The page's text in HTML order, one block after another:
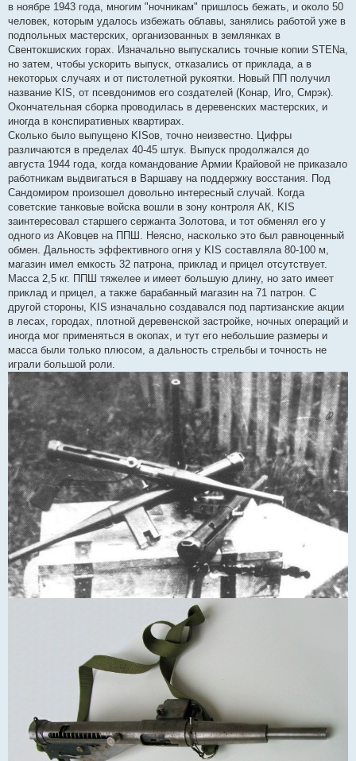
в ноябре 1943 года, многим "ночникам" пришлось бежать, и около 50
человек, которым удалось избежать облавы, занялись работой уже в
подпольных мастерских, организованных в землянках в
Свентокшиских горах. Изначально выпускались точные копии STENa,
но затем, чтобы ускорить выпуск, отказались от приклада, а в
некоторых случаях и от пистолетной рукоятки. Новый ПП получил
название KIS, от псевдонимов его создателей (Конар, Иго, Смрэк).
Окончательная сборка проводилась в деревенских мастерских, и
иногда в конспиративных квартирах.
Сколько было выпущено KISов, точно неизвестно. Цифры
различаются в пределах 40-45 штук. Выпуск продолжался до
августа 1944 года, когда командование Армии Крайовой не приказало
работникам выдвигаться в Варшаву на поддержку восстания. Под
Сандомиром произошел довольно интересный случай. Когда
советские танковые войска вошли в зону контроля АК, KIS
заинтересовал старшего сержанта Золотова, и тот обменял его у
одного из АКовцев на ППШ. Неясно, насколько это был равноценный
обмен. Дальность эффективного огня у KIS составляла 80-100 м,
магазин имел емкость 32 патрона, приклад и прицел отсутствует.
Масса 2,5 кг. ППШ тяжелее и имеет большую длину, но зато имеет
приклад и прицел, а также барабанный магазин на 71 патрон. С
другой стороны, KIS изначально создавался под партизанские акции
в лесах, городах, плотной деревенской застройке, ночных операций и
иногда мог применяться в окопах, и тут его небольшие размеры и
масса были только плюсом, а дальность стрельбы и точность не
играли большой роли.